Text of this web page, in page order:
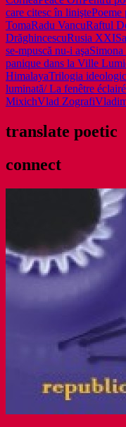
care citesc în liniştePoeme
TomaRadu VancuRaftul
DrăghincescuRusia XXI
se-mpuscă nu-i aşaSimona
panique dans la Ville
HimalayaTrilogia
luminată/ La fenêtre
MixichVlad Zografi
translate poetic
connect